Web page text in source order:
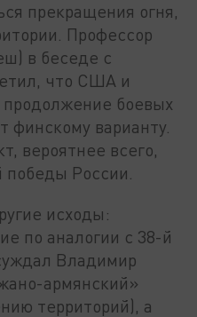
прекращения огня,
Профессор
в беседе с
что США и
боевых
финскому варианту.
вероятнее всего,
России.
исходы:
по аналогии с 38-й
Владимир
армянский»
территорий), а